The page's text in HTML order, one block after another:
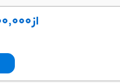
از۹۲٬۰۰۰٬۰۰۰